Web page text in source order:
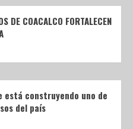
DE COACALCO FORTALECEN
está construyendo uno de
del país